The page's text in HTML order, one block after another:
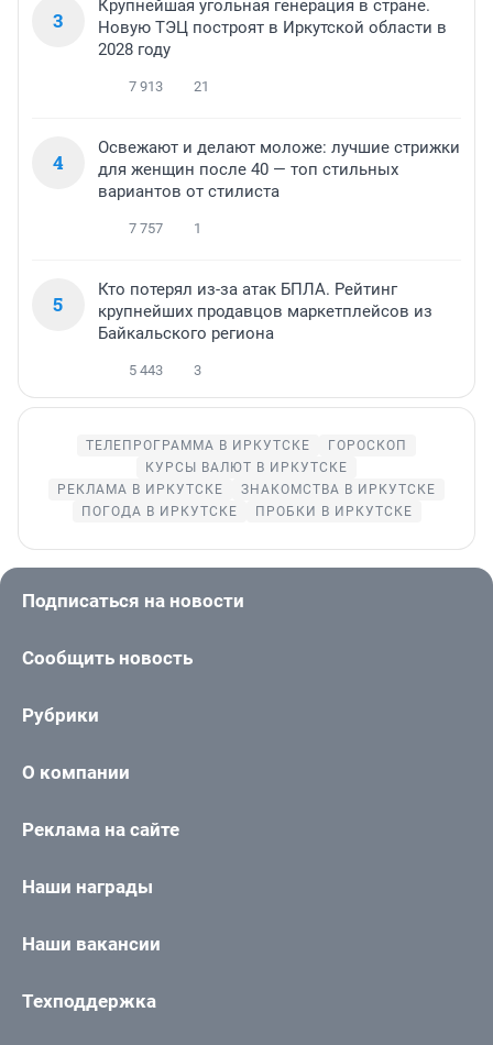
3
Крупнейшая угольная генерация в стране.
Новую ТЭЦ построят в Иркутской области в
2028 году
7 913 21
4
Освежают и делают моложе: лучшие стрижки
для женщин после 40 — топ стильных
вариантов от стилиста
7 757 1
5
Кто потерял из-за атак БПЛА. Рейтинг
крупнейших продавцов маркетплейсов из
Байкальского региона
5 443 3
ТЕЛЕПРОГРАММА В ИРКУТСКЕ
ГОРОСКОП
КУРСЫ ВАЛЮТ В ИРКУТСКЕ
РЕКЛАМА В ИРКУТСКЕ
ЗНАКОМСТВА В ИРКУТСКЕ
ПОГОДА В ИРКУТСКЕ
ПРОБКИ В ИРКУТСКЕ
Подписаться на новости
Сообщить новость
Рубрики
О компании
Реклама на сайте
Наши награды
Наши вакансии
Техподдержка